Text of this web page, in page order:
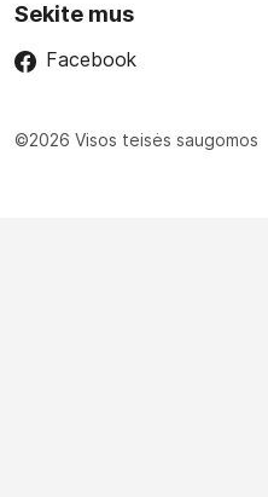
Sekite mus
Facebook
©2026 Visos teisės saugomos